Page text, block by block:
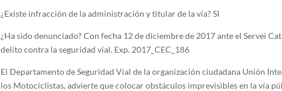
¿Existe infracción de la administración y titular de la vía? SI
¿Ha sido denunciado? Con fecha 12 de diciembre de 2017 ante el Servei
delito contra la seguridad vial. Exp. 2017_CEC_186
El Departamento de Seguridad Vial de la organización ciudadana Unión
los Motociclistas, advierte que colocar obstáculos imprevisibles en la vía